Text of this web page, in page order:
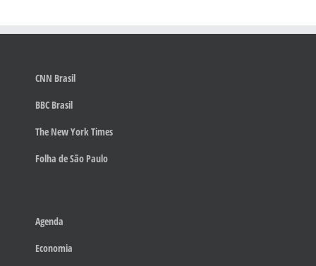
CNN Brasil
BBC Brasil
The New York Times
Folha de São Paulo
Agenda
Economia